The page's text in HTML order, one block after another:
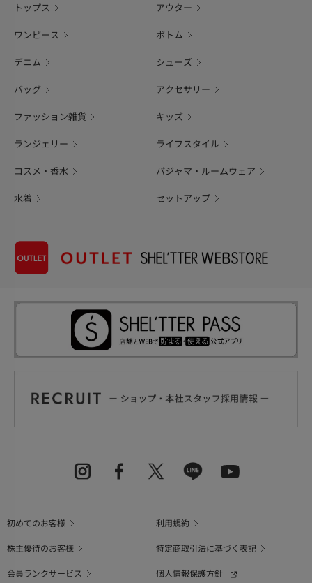
トップス アウター
ワンピース ボトム
デニム シューズ
バッグ アクセサリー
ファッション雑貨 キッズ
ランジェリー ライフスタイル
コスメ・香水 パジャマ・ルームウェア
水着 セットアップ
初めてのお客様
利用規約
株主優待のお客様
特定商取引法に基づく表記
会員ランクサービス
個人情報保護方針